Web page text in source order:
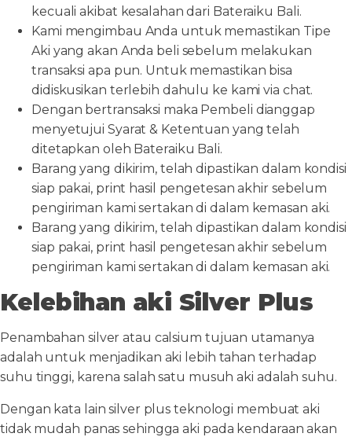
kecuali akibat kesalahan dari Bateraiku Bali.
Kami mengimbau Anda untuk memastikan Tipe
Aki yang akan Anda beli sebelum melakukan
transaksi apa pun. Untuk memastikan bisa
didiskusikan terlebih dahulu ke kami via chat.
Dengan bertransaksi maka Pembeli dianggap
menyetujui Syarat & Ketentuan yang telah
ditetapkan oleh Bateraiku Bali.
Barang yang dikirim, telah dipastikan dalam kondisi
siap pakai, print hasil pengetesan akhir sebelum
pengiriman kami sertakan di dalam kemasan aki.
Barang yang dikirim, telah dipastikan dalam kondisi
siap pakai, print hasil pengetesan akhir sebelum
pengiriman kami sertakan di dalam kemasan aki.
Kelebihan aki Silver Plus
Penambahan silver atau calsium tujuan utamanya
adalah untuk menjadikan aki lebih tahan terhadap
suhu tinggi, karena salah satu musuh aki adalah suhu.
Dengan kata lain silver plus teknologi membuat aki
tidak mudah panas sehingga aki pada kendaraan akan